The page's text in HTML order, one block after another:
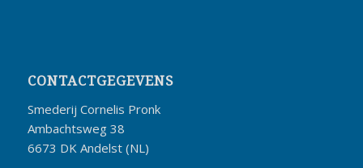
CONTACTGEGEVENS
Smederij Cornelis Pronk
Ambachtsweg 38
6673 DK Andelst (NL)